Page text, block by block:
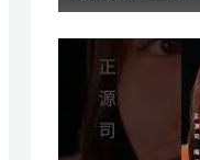
#日向坂46